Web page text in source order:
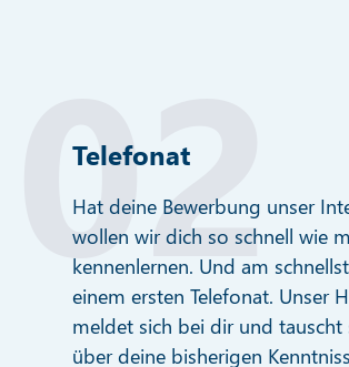
Telefonat
Hat deine Bewerbung unser
wollen wir dich so schnell wie
kennenlernen. Und am
einem ersten Telefonat. Unser
meldet sich bei dir und
über deine bisherigen